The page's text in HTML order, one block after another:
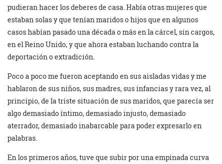
pudieran hacer los deberes de casa. Había otras mujeres que
estaban solas y que tenían maridos o hijos que en algunos
casos habían pasado una década o más en la cárcel, sin cargos,
en el Reino Unido, y que ahora estaban luchando contra la
deportación o extradición.
Poco a poco me fueron aceptando en sus aisladas vidas y me
hablaron de sus niños, sus madres, sus infancias y rara vez, al
principio, de la triste situación de sus maridos, que parecía ser
algo demasiado íntimo, demasiado injusto, demasiado
aterrador, demasiado inabarcable para poder expresarlo en
palabras.
En los primeros años, tuve que subir por una empinada curva